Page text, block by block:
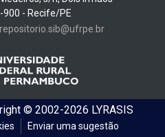
900 - Recife/PE
repositorio.sib@ufrpe.br
© 2002-2026 LYRASIS
Enviar uma sugestão